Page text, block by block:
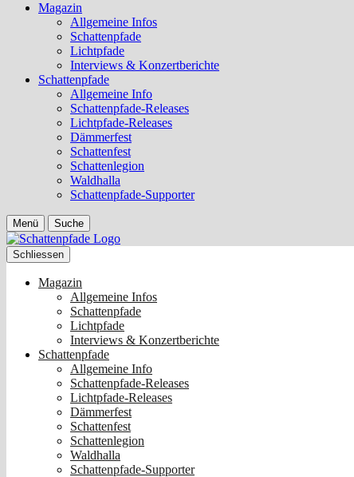
Magazin
Allgemeine Infos
Schattenpfade
Lichtpfade
Interviews & Konzertberichte
Schattenpfade
Allgemeine Info
Schattenpfade-Releases
Lichtpfade-Releases
Dämmerfest
Schattenfest
Schattenlegion
Waldhalla
Schattenpfade-Supporter
Menü Suche
Schliessen
Magazin
Allgemeine Infos
Schattenpfade
Lichtpfade
Interviews & Konzertberichte
Schattenpfade
Allgemeine Info
Schattenpfade-Releases
Lichtpfade-Releases
Dämmerfest
Schattenfest
Schattenlegion
Waldhalla
Schattenpfade-Supporter